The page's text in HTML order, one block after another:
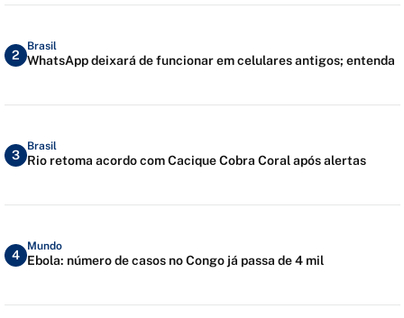
2
Brasil
WhatsApp deixará de funcionar em celulares antigos; entenda
3
Brasil
Rio retoma acordo com Cacique Cobra Coral após alertas
4
Mundo
Ebola: número de casos no Congo já passa de 4 mil